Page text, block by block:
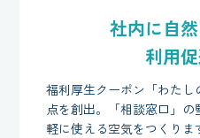
社内に自
利用
福利厚生クーポン「わた
点を創出。「相談窓口」
軽に使える空気をつくりま